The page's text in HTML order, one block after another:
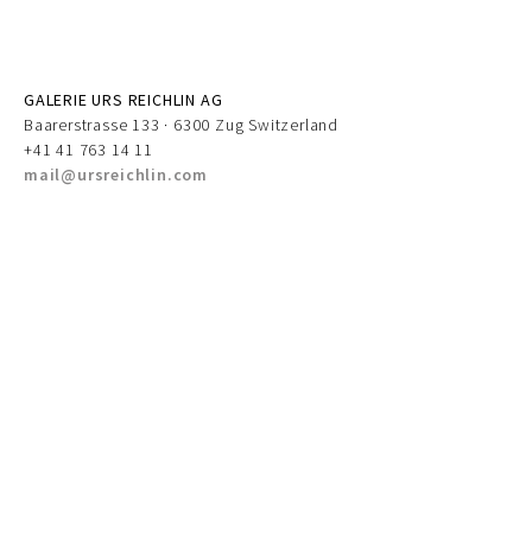
GALERIE URS REICHLIN AG
Baarerstrasse 133 · 6300 Zug Switzerland
+41 41 763 14 11
mail@ursreichlin.com